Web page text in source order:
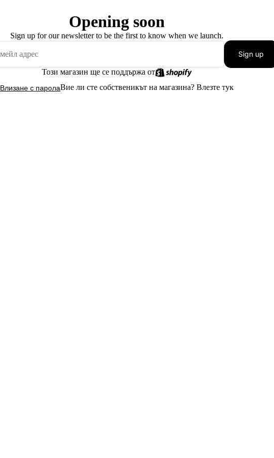
Opening soon
Sign up for our newsletter to be the first to know when we launch.
Sign up
Този магазин ще се поддържа от
Влизане с паролаВие ли сте собственикът на магазина? Влезте тук